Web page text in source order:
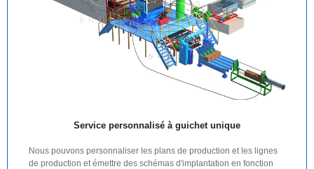
Service personnalisé à guichet unique
Nous pouvons personnaliser les plans de production et les lignes
de production et émettre des schémas d'implantation en fonction